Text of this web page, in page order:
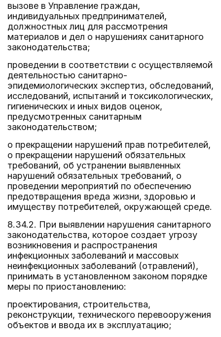
вызове в Управление граждан,
индивидуальных предпринимателей,
должностных лиц для рассмотрения
материалов и дел о нарушениях санитарного
законодательства;
проведении в соответствии с осуществляемой
деятельностью санитарно-
эпидемиологических экспертиз, обследований,
исследований, испытаний и токсикологических,
гигиенических и иных видов оценок,
предусмотренных санитарным
законодательством;
о прекращении нарушений прав потребителей,
о прекращении нарушений обязательных
требований, об устранении выявленных
нарушений обязательных требований, о
проведении мероприятий по обеспечению
предотвращения вреда жизни, здоровью и
имуществу потребителей, окружающей среде.
8.34.2. При выявлении нарушения санитарного
законодательства, которое создает угрозу
возникновения и распространения
инфекционных заболеваний и массовых
неинфекционных заболеваний (отравлений),
принимать в установленном законом порядке
меры по приостановлению:
проектирования, строительства,
реконструкции, технического перевооружения
объектов и ввода их в эксплуатацию;